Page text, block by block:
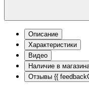
Описание
Характеристики
Видео
Наличие в
Отзывы {{